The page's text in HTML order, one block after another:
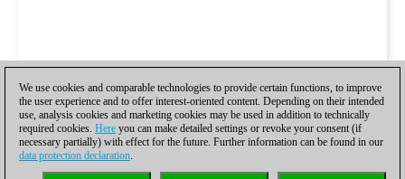
We use cookies and comparable technologies to provide certain functions, to improve
the user experience and to offer interest-oriented content. Depending on their intended
use, analysis cookies and marketing cookies may be used in addition to technically
required cookies. Here you can make detailed settings or revoke your consent (if
necessary partially) with effect for the future. Further information can be found in our
data protection declaration.